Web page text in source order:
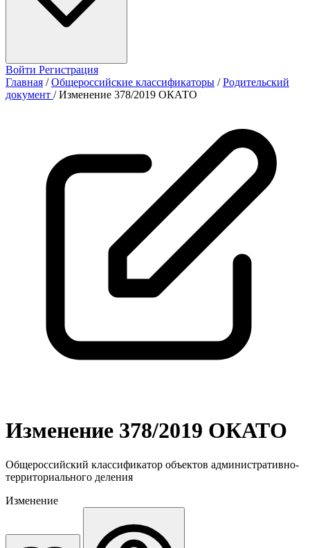
Войти Регистрация
Главная / Общероссийские классификаторы / Родительский
документ / Изменение 378/2019 ОКАТО
Изменение 378/2019 ОКАТО
Общероссийский классификатор объектов административно-
территориального деления
Изменение